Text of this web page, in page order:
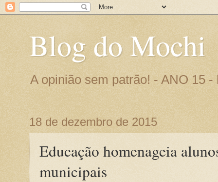
Blog do Mochi
A opinião sem patrão! - ANO 15
18 de dezembro de 2015
Educação homenageia
municipais